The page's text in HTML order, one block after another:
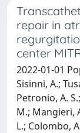
repair in
center
2022-01-01
Sisinni, A.;
Petronio, A.
M.; Mangieri,
L.; Colombo,